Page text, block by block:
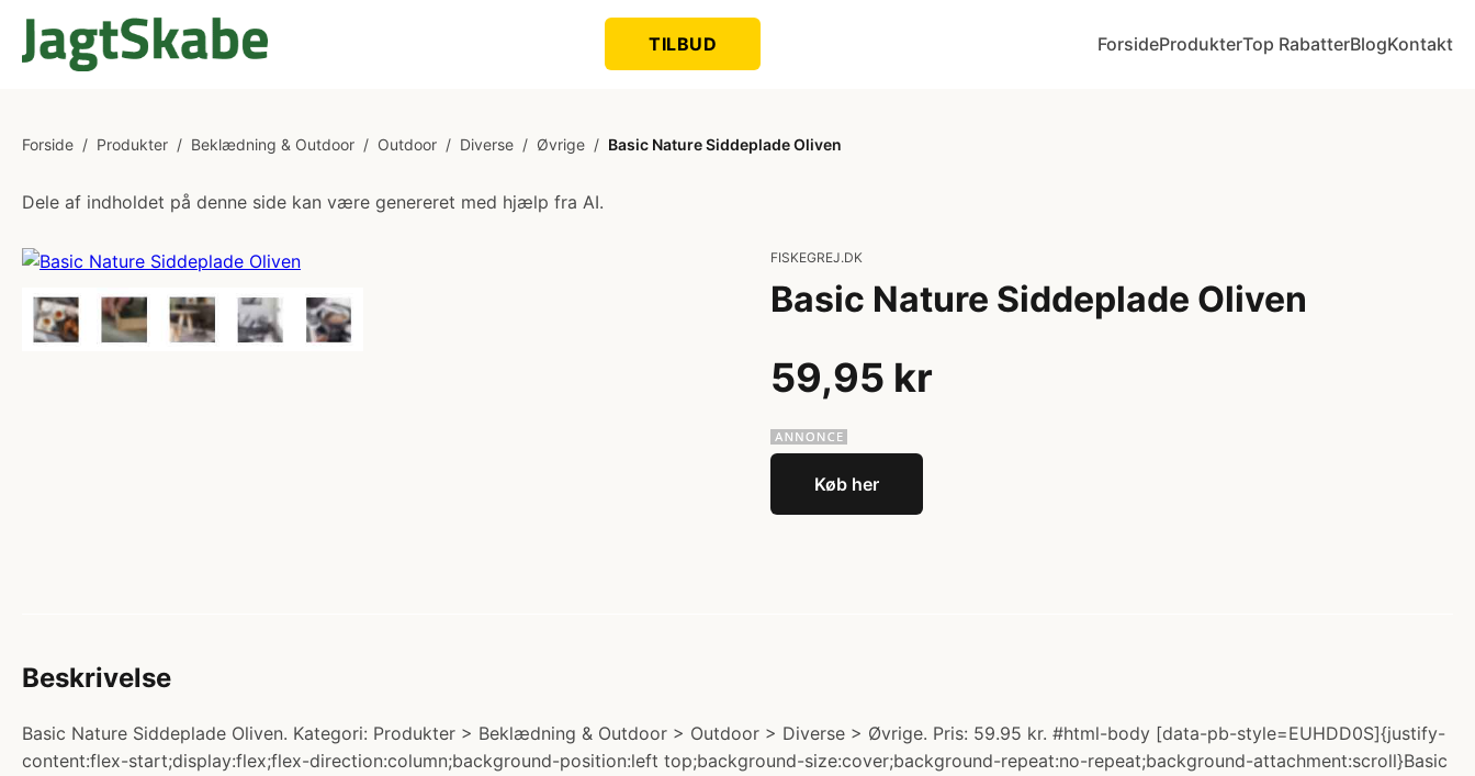
TILBUD ForsideProdukterTop RabatterBlogKontakt
Forside / Produkter / Beklædning & Outdoor / Outdoor / Diverse / Øvrige / Basic Nature Siddeplade Oliven
Dele af indholdet på denne side kan være genereret med hjælp fra AI.
FISKEGREJ.DK
Basic Nature Siddeplade Oliven
59,95 kr
Køb her
Beskrivelse
Basic Nature Siddeplade Oliven. Kategori: Produkter > Beklædning & Outdoor > Outdoor > Diverse > Øvrige. Pris: 59.95 kr. #html-body [data-pb-style=EUHDD0S]{justify-
content:flex-start;display:flex;flex-direction:column;background-position:left top;background-size:cover;background-repeat:no-repeat;background-attachment:scroll}Basic